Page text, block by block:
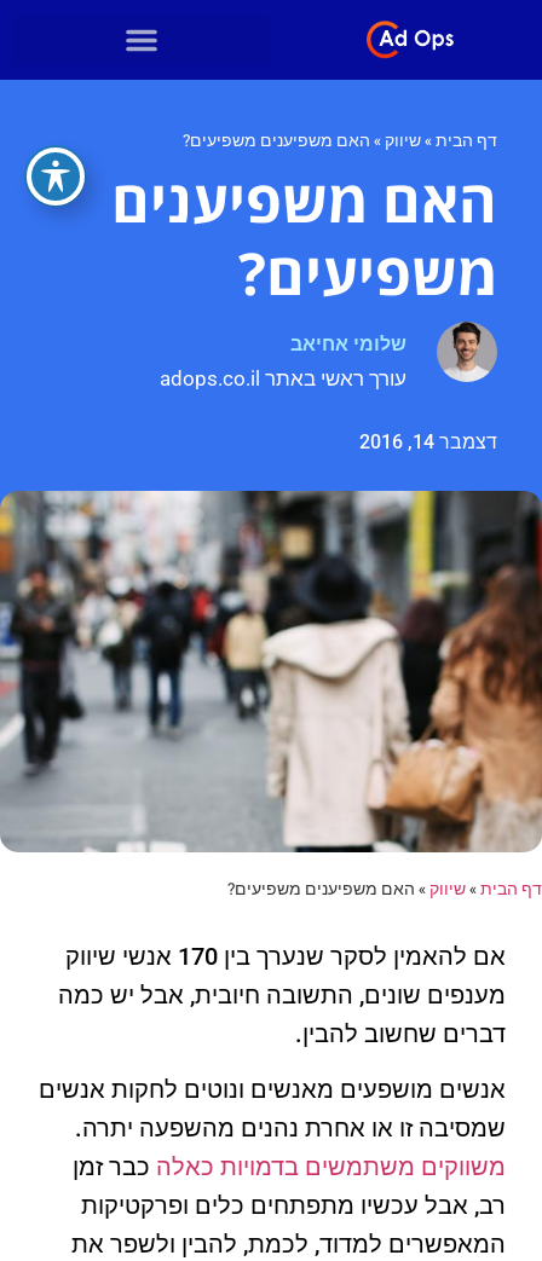
דף הבית»שיווק» האם משפיענים משפיעים?
האם משפיענים
משפיעים?
שלומי אחיאב
עורך ראשי באתר adops.co.il
דצמבר 14, 2016
דף הבית»שיווק» האם משפיענים משפיעים?
אם להאמין לסקר שנערך בין 170 אנשי שיווק
מענפים שונים, התשובה חיובית, אבל יש כמה
דברים שחשוב להבין.
אנשים מושפעים מאנשים ונוטים לחקות אנשים
שמסיבה זו או אחרת נהנים מהשפעה יתרה.
משווקים משתמשים בדמויות כאלה כבר זמן
רב, אבל עכשיו מתפתחים כלים ופרקטיקות
המאפשרים למדוד, לכמת, להבין ולשפר את